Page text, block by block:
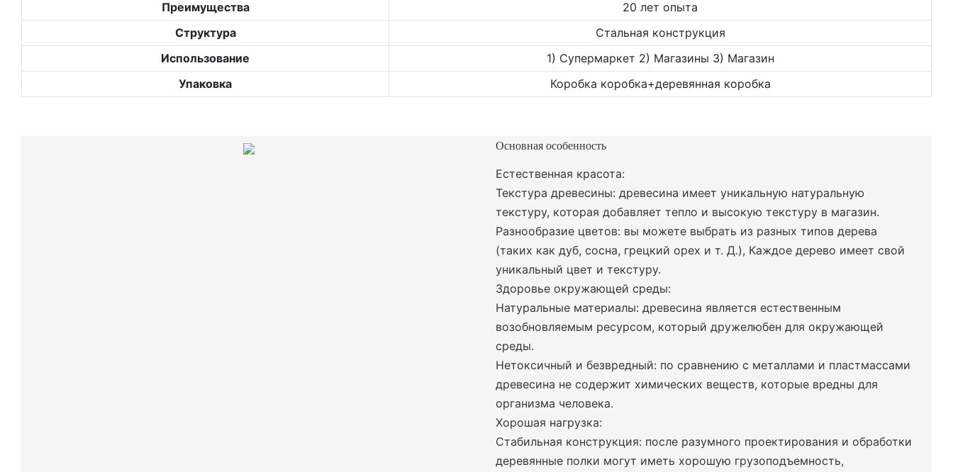
Преимущества
20 лет опыта
Структура
Стальная конструкция
Использование
1) Супермаркет 2) Магазины 3) Магазин
Упаковка
Коробка коробка+деревянная коробка
Основная особенность
Естественная красота:
Текстура древесины: древесина имеет уникальную натуральную
текстуру, которая добавляет тепло и высокую текстуру в магазин.
Разнообразие цветов: вы можете выбрать из разных типов дерева
(таких как дуб, сосна, грецкий орех и т. Д.), Каждое дерево имеет свой
уникальный цвет и текстуру.
Здоровье окружающей среды:
Натуральные материалы: древесина является естественным
возобновляемым ресурсом, который дружелюбен для окружающей
среды.
Нетоксичный и безвредный: по сравнению с металлами и пластмассами
древесина не содержит химических веществ, которые вредны для
организма человека.
Хорошая нагрузка:
Стабильная конструкция: после разумного проектирования и обработки
деревянные полки могут иметь хорошую грузоподъемность,